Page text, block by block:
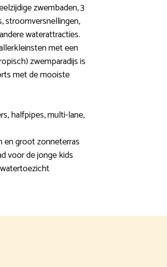
zwembaden, 3
stroomversnellingen,
waterattracties.
met een
zwemparadijs is
met de mooiste
halfpipes, multi-lane,
en groot zonneterras
voor de jonge kids